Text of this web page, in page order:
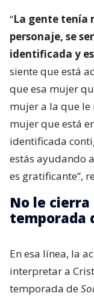
“La gente tenía
personaje, se
identificada y
siente que está
que esa mujer
mujer a la que le
mujer que está
identificada
estás ayudando
es gratificante”,
No le
temporada
En esa línea, la
interpretar a
temporada de